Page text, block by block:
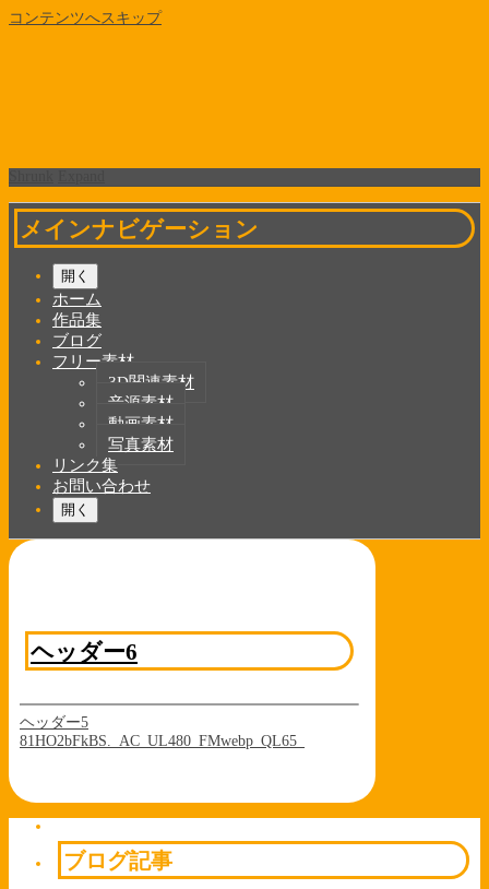
コンテンツへスキップ
メインナビゲーション
開く
ホーム
作品集
ブログ
フリー素材
3D関連素材
音源素材
動画素材
写真素材
リンク集
お問い合わせ
開く
ヘッダー6
ヘッダー5
81HO2bFkBS._AC_UL480_FMwebp_QL65_
ブログ記事